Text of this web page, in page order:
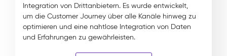
Integration von Drittanbietern. Es wurde entwickelt,
um die Customer Journey über alle Kanäle hinweg zu
optimieren und eine nahtlose Integration von Daten
und Erfahrungen zu gewährleisten.